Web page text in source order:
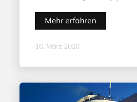
Mehr erfahren
16. März 2020